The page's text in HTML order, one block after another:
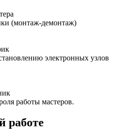
(монтаж-демонтаж)
электронных узлов
работы мастеров.
работе